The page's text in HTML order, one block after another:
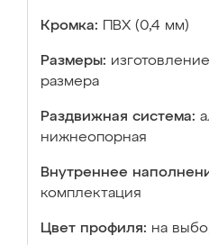
Кромка: ПВХ (0,4 мм)
Размеры:
размера
Раздвижная система:
нижнеопорная
Внутреннее
комплектация
Цвет профиля: на